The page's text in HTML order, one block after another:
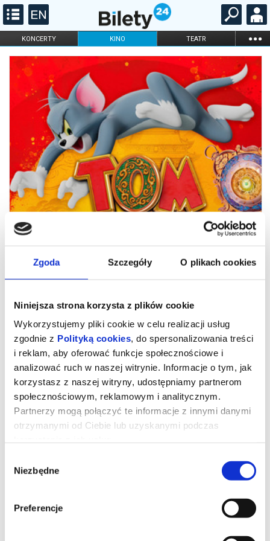
Zgoda Szczegóły O plikach cookies
Niniejsza strona korzysta z plików cookie
Wykorzystujemy pliki cookie w celu realizacji usług
zgodnie z Polityką cookies, do spersonalizowania treści
i reklam, aby oferować funkcje społecznościowe i
analizować ruch w naszej witrynie. Informacje o tym, jak
korzystasz z naszej witryny, udostępniamy partnerom
społecznościowym, reklamowym i analitycznym.
Partnerzy mogą połączyć te informacje z innymi danymi
otrzymanymi od Ciebie lub uzyskanymi podczas
zgody
Niezbędne
Preferencje
KONCERTY KINO TEATR ...
FILHARMONIA OPERA I BALET
STAND-UP
DLA DZIECI
KARNETY
Tom i Jerry: Przygoda w muzeum
Podczas pościgu w nowojorskim Metropolitan Museum, Tom i
Jerry przypadkowo uruchamiają mityczny Astralny Kompas, który
przenosi ich do olśniewającego Złotego Miasta rodem ze
ulubieńcem władcy oraz jego poddanych. Tymczasem Jerry